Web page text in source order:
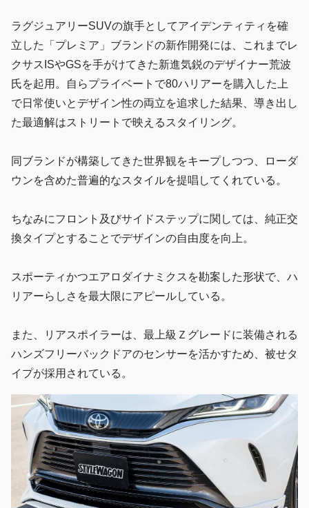
ラグジュアリーSUVの旗手としてアイデンティティを確
立した「プレミア」ブランドの新作開発には、これまでレ
クサスISやGSを手がけてきた新進気鋭のデザイナー荒波
氏を起用。自らプライベートで80ハリアーを購入した上
で日常使いとデザイン性の両立を追求した結果、導き出し
た最適解はストリートで映えるスタイリング。
同ブランドが構築してきた世界観をキープしつつ、ローダ
ウンを含めた普遍的なスタイルを提唱してくれている。
ちなみにフロント及びサイドステップに関しては、純正交
換タイプとすることでデザインの自由度を向上。
スポーティかつエアロダイナミクスを勘案した形状で、ハ
リアーらしさを最大限にアピールしている。
また、リアスポイラーは、最上級Ｚグレードに装備される
ハンズフリーバックドアのセンサーを活かすため、被せタ
イプが採用されている。